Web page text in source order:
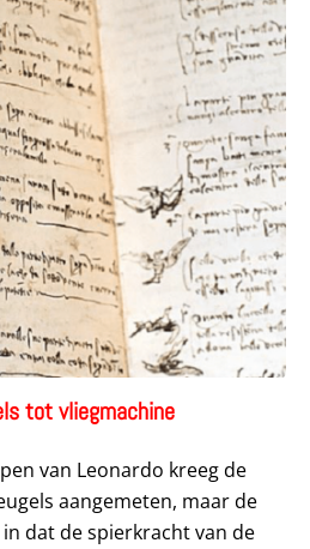
tot vliegmachine
van Leonardo kreeg de
aangemeten, maar de
dat de spierkracht van de